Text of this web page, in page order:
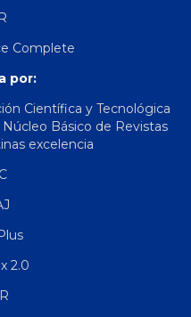
Complete
por:
Científica y Tecnológica
Núcleo Básico de Revistas
excelencia
2.0